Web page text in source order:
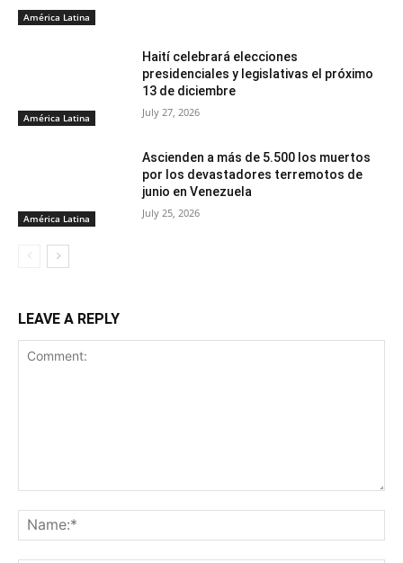
América Latina
América Latina
Haití celebrará elecciones
presidenciales y legislativas el próximo
13 de diciembre
July 27, 2026
América Latina
Ascienden a más de 5.500 los muertos
por los devastadores terremotos de
junio en Venezuela
July 25, 2026
LEAVE A REPLY